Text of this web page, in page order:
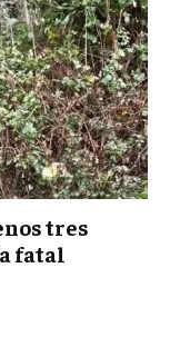
tres
fatal